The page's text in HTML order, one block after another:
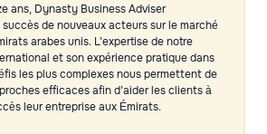
ans, Dynasty Business Adviser
de nouveaux acteurs sur le marché
arabes unis. L’expertise de notre
et son expérience pratique dans
les plus complexes nous permettent de
efficaces afin d’aider les clients à
leur entreprise aux Émirats.